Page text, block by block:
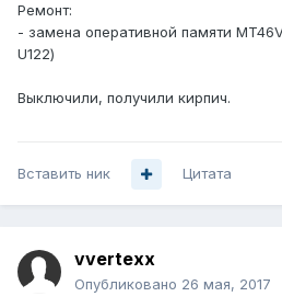
Ремонт:
- замена оперативной памяти
U122)
Выключили, получили кирпич.
Вставить ник Цитата
vvertexx
Опубликовано 26 мая, 2017